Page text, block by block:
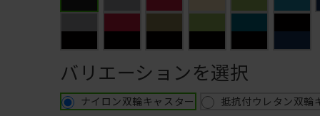
バリエーションを選択
ナイロン双輪キャスター 抵抗付ウレタン双輪